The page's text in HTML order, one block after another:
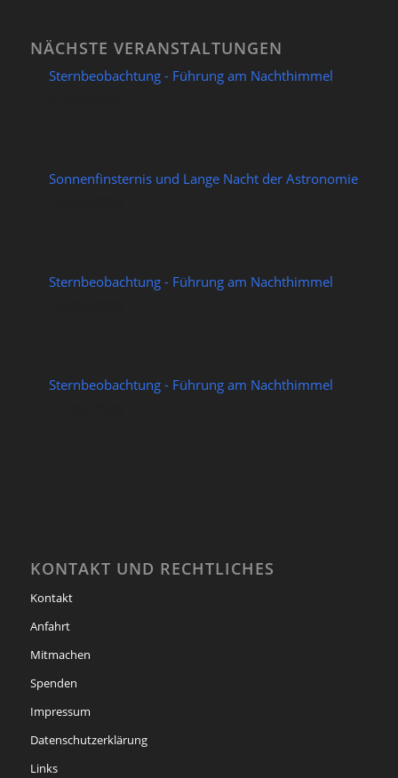
NÄCHSTE VERANSTALTUNGEN
Sternbeobachtung - Führung am Nachthimmel
Sonnenfinsternis und Lange Nacht der Astronomie
Sternbeobachtung - Führung am Nachthimmel
Sternbeobachtung - Führung am Nachthimmel
KONTAKT UND RECHTLICHES
Kontakt
Anfahrt
Mitmachen
Spenden
Impressum
Datenschutzerklärung
Links